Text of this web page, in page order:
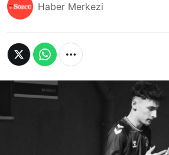
Haber Merkezi